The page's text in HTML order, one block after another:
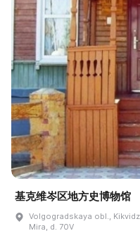
基克维岑区地方史博物馆
Volgogradskaya obl.,
Mira, d. 70V